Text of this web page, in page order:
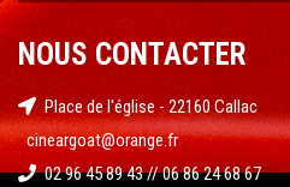
NOUS CONTACTER
Place de l'église - 22160 Callac
cineargoat@orange.fr
02 96 45 89 43 // 06 86 24 68 67